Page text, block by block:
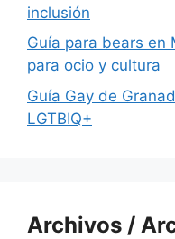
inclusión
Guía para bears en
para ocio y cultura
Guía Gay de
LGTBIQ+
Archivos /